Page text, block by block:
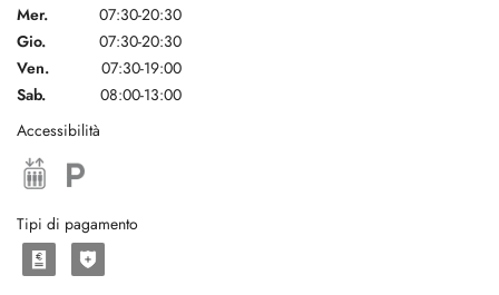
Mer.
07:30-20:30
Gio.
07:30-20:30
Ven.
07:30-19:00
Sab.
08:00-13:00
Accessibilità
Tipi di pagamento